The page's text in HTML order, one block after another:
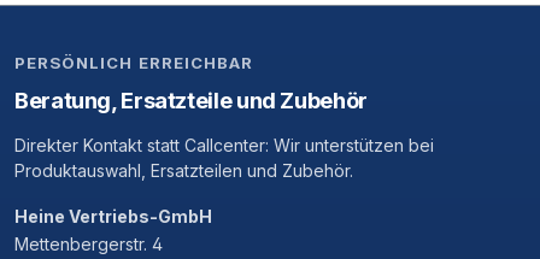
PERSÖNLICH ERREICHBAR
Beratung, Ersatzteile und Zubehör
Direkter Kontakt statt Callcenter: Wir unterstützen bei
Produktauswahl, Ersatzteilen und Zubehör.
Heine Vertriebs-GmbH
Mettenbergerstr. 4